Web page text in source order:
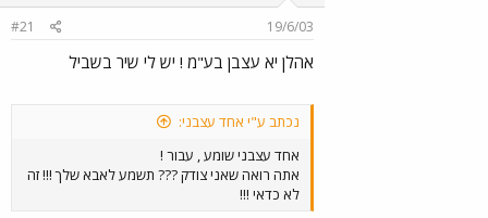
19/6/03
#21
אהלן יא עצבן בע"מ ! יש לי שיר בשביל
נכתב ע"י אחד עצבני:
אחד עצבני שומע , עבור !
אתה רואה שאני צודק ??? תשמע לאבא שלך !!! זה
לא כדאי !!!